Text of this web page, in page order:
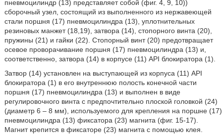
пневмоцилиндр (13) представляет собой (фиг. 4, 9, 10))
сборочный узел, состоящий из выполненного из нержавеющей
стали поршня (17) пневмоцилиндра (13), уплотнительных
резиновых манжет (18,19), затвора (14), стопорного винта (20),
пружины (21) и гайки (22). Стопорный винт (20) предотвращает
осевое проворачивание поршня (17) пневмоцилиндра (13) и,
соответственно, затвора (14) в корпусе (11) API блокиратора (1).
Затвор (14) установлен на выступающей из корпуса (11) API
блокиратора (1) в его внутреннюю полость конечной части
поршня (17) пневмоцилиндра (13) и выполнен в виде
регулировочного винта с предпочтительно плоской головкой (24)
(диаметр 6 – 8 мм), используемого для крепления на поршне (17)
пневмоцилиндра (13) фиксатора (23) магнита (фиг. 15-17).
Магнит крепится в фиксаторе (23) магнита с помощью клея.